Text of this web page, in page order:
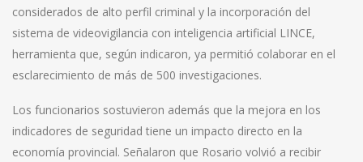
considerados de alto perfil criminal y la incorporación del
sistema de videovigilancia con inteligencia artificial LINCE,
herramienta que, según indicaron, ya permitió colaborar en el
esclarecimiento de más de 500 investigaciones.
Los funcionarios sostuvieron además que la mejora en los
indicadores de seguridad tiene un impacto directo en la
economía provincial. Señalaron que Rosario volvió a recibir